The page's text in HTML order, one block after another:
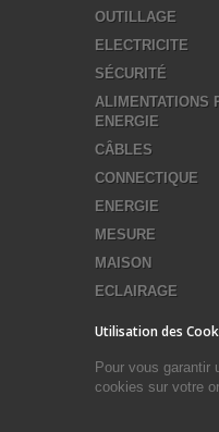
OUTILLAGE
ELECTRICITE
SÉCURITÉ
ALIMENTATIONS
ENERGIE
CÂBLES
CONNECTIQUE
ENERGIE
MESURE
MAISON
ECLAIRAGE
Utilisation des
Pour vous garantir
cookies sur votre